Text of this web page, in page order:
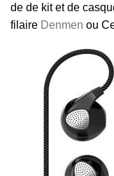
de de kit et de
filaire Denmen ou